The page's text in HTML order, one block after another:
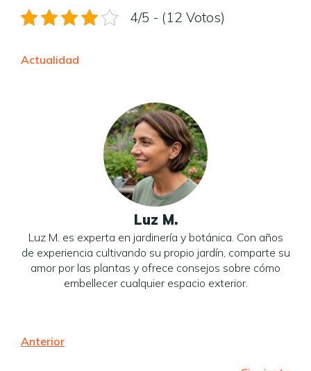
4/5 - (12 Votos)
Actualidad
Luz M.
Luz M. es experta en jardinería y botánica. Con años
de experiencia cultivando su propio jardín, comparte su
amor por las plantas y ofrece consejos sobre cómo
embellecer cualquier espacio exterior.
Anterior